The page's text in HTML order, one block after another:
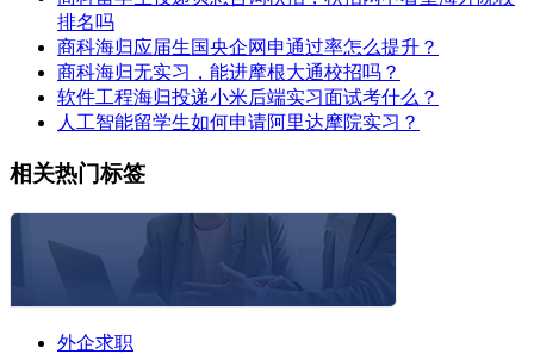
排名吗
商科海归应届生国央企网申通过率怎么提升？
商科海归无实习，能进摩根大通校招吗？
软件工程海归投递小米后端实习面试考什么？
人工智能留学生如何申请阿里达摩院实习？
相关热门标签
外企求职